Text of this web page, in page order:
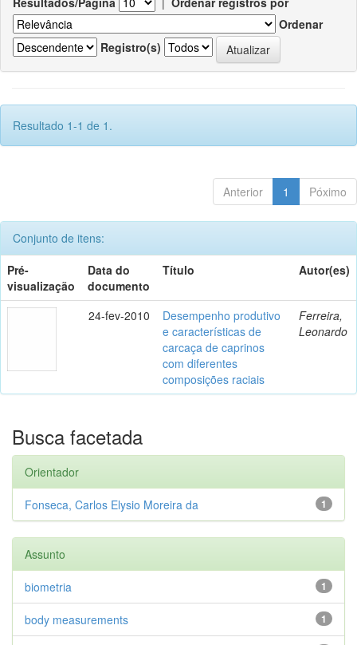
Ordenar
Registro(s)
Resultado 1-1 de 1.
Anterior 1 Póximo
Conjunto de itens:
Pré-
visualização
Data do
documento
Título Autor(es)
24-fev-2010
Desempenho produtivo
e características de
carcaça de caprinos
com diferentes
composições raciais
Ferreira,
Leonardo
Busca facetada
Orientador
1
Fonseca, Carlos Elysio Moreira da
Assunto
1
biometria
1
body measurements